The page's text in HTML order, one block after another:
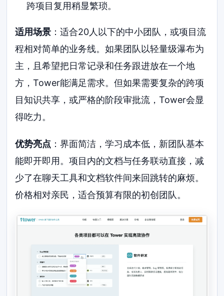
跨项目复用稍显繁琐。
适用场景 ：适合20人以下的中小团队，或项目流
程相对简单的业务线。如果团队以轻量级瀑布为
主，且希望把日常记录和任务跟进放在一个地
方，Tower能满足需求。但如果需要复杂的跨项
目知识共享，或严格的阶段审批流，Tower会显
得吃力。
优势亮点 ：界面简洁，学习成本低，新团队基本
能即开即用。项目内的文档与任务联动直接，减
少了在聊天工具和文档软件间来回跳转的麻烦。
价格相对亲民，适合预算有限的初创团队。